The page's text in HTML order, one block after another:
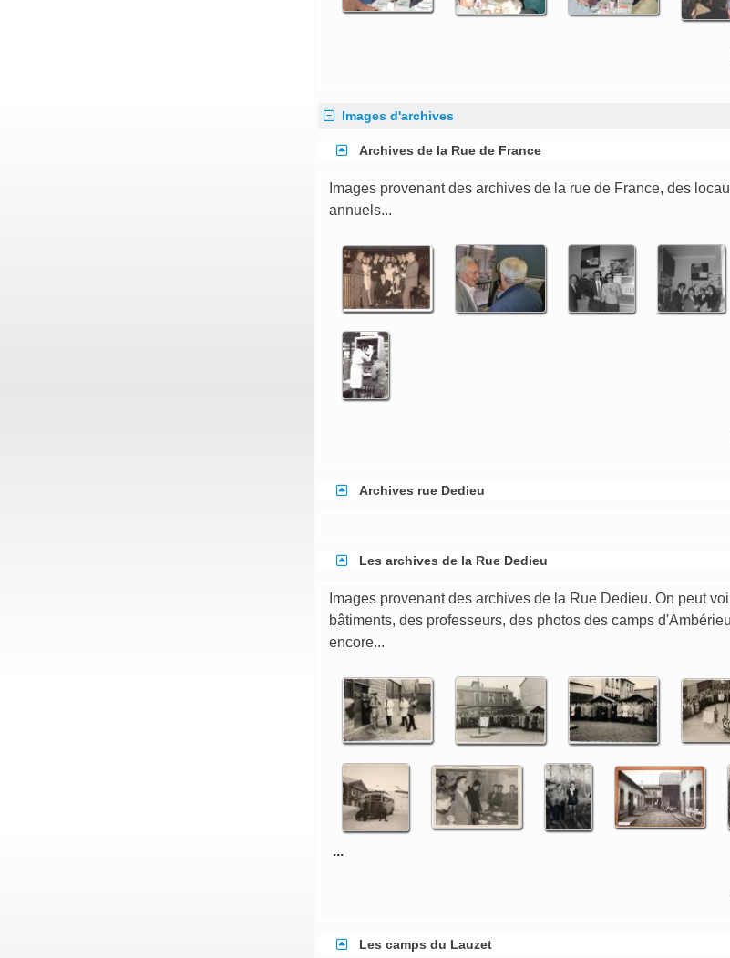
Images d'archives
Archives de la Rue de France
Images provenant des archives de la rue de France, des
annuels...
Archives rue Dedieu
Les archives de la Rue Dedieu
Images provenant des archives de la Rue Dedieu. On peut
bâtiments, des professeurs, des photos des camps
encore...
...
Les camps du Lauzet